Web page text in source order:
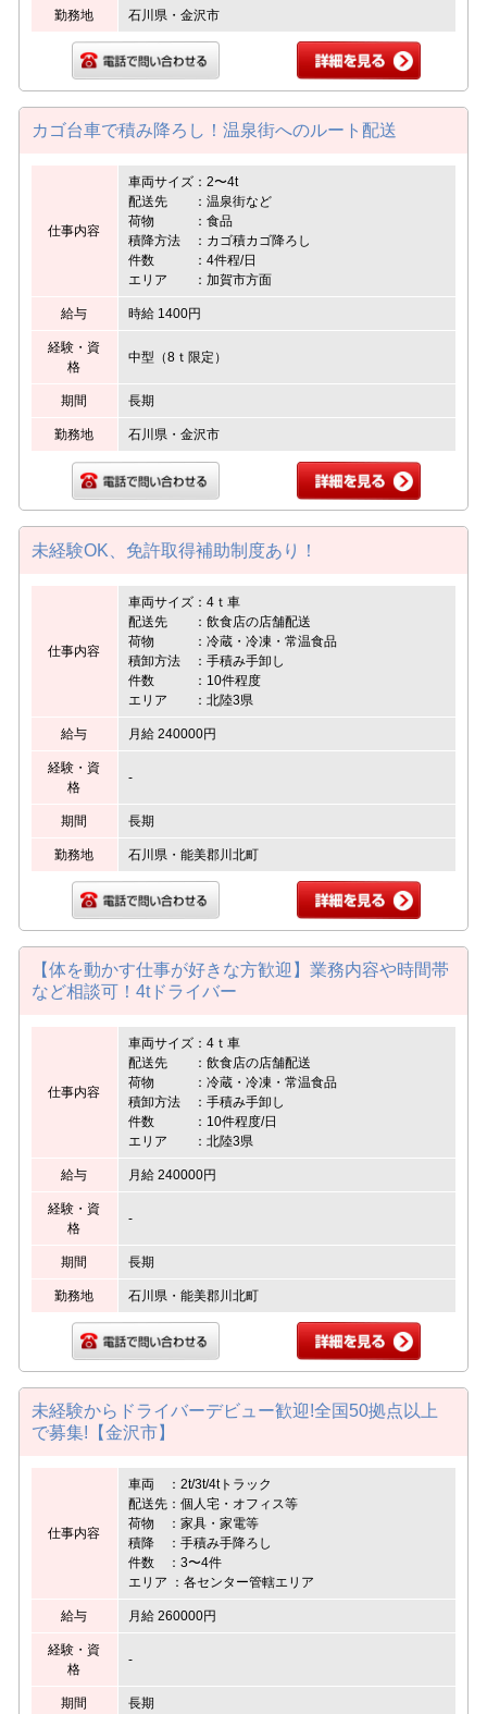
勤務地 石川県・金沢市
カゴ台車で積み降ろし！温泉街へのルート配送
仕事内容
車両サイズ：2〜4t
配送先 ：温泉街など
荷物 ：食品
積降方法 ：カゴ積カゴ降ろし
件数 ：4件程/日
エリア ：加賀市方面
給与 時給 1400円
経験・資
格
中型（8ｔ限定）
期間 長期
勤務地 石川県・金沢市
未経験OK、免許取得補助制度あり！
仕事内容
車両サイズ：4ｔ車
配送先 ：飲食店の店舗配送
荷物 ：冷蔵・冷凍・常温食品
積卸方法 ：手積み手卸し
件数 ：10件程度
エリア ：北陸3県
給与 月給 240000円
経験・資
格
-
期間 長期
勤務地 石川県・能美郡川北町
【体を動かす仕事が好きな方歓迎】業務内容や時間帯
など相談可！4tドライバー
仕事内容
車両サイズ：4ｔ車
配送先 ：飲食店の店舗配送
荷物 ：冷蔵・冷凍・常温食品
積卸方法 ：手積み手卸し
件数 ：10件程度/日
エリア ：北陸3県
給与 月給 240000円
経験・資
格
-
期間 長期
勤務地 石川県・能美郡川北町
未経験からドライバーデビュー歓迎!全国50拠点以上
で募集!【金沢市】
仕事内容
車両 ：2t/3t/4tトラック
配送先：個人宅・オフィス等
荷物 ：家具・家電等
積降 ：手積み手降ろし
件数 ：3〜4件
エリア ：各センター管轄エリア
給与 月給 260000円
経験・資
格
-
期間 長期